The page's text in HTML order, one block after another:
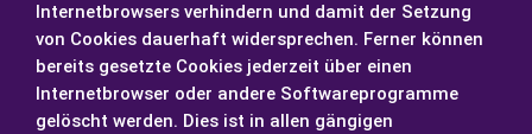
Internetbrowsers verhindern und damit der Setzung
von Cookies dauerhaft widersprechen. Ferner können
bereits gesetzte Cookies jederzeit über einen
Internetbrowser oder andere Softwareprogramme
gelöscht werden. Dies ist in allen gängigen